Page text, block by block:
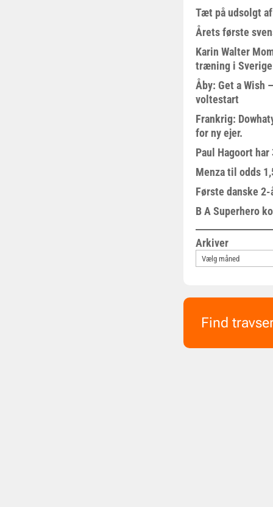
Tæt på udsolgt
Årets første
Karin Walter
træning i Sverige
Åby: Get a Wish
voltestart
Frankrig:
for ny ejer.
Paul Hagoort
Menza til odds
Første danske
B A Superhero
Arkiver
Find